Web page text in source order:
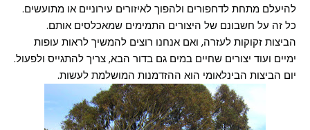
להיעלם מתחת לדחפורים ולהפוך לאיזורים עירוניים או מתועשים.
כל זה על חשבונם של היצורים התמימים שמאכלסים אותם.
הביצות זקוקות לעזרה, ואם אנחנו רוצים להמשיך לראות עופות
ימיים ועוד יצורים שחיים במים גם בדור הבא, צריך להתגייס ולפעול.
יום הביצות הבינלאומי הוא ההזדמנות המושלמת לעשות.